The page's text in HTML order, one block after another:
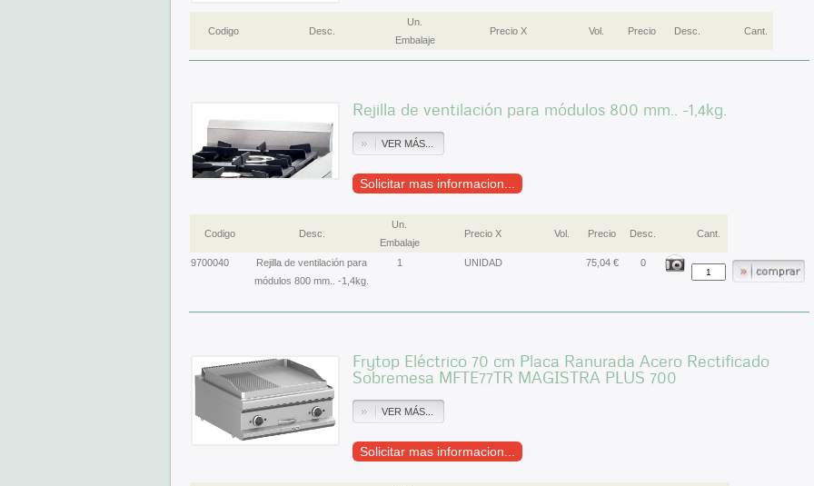
Codigo Desc.
Un.
Embalaje
Precio X Vol. Precio Desc. Cant.
Rejilla de ventilación para módulos 800 mm.. -1,4kg.
VER MÁS...
Solicitar mas informacion...
Codigo Desc.
Un.
Embalaje
Precio X Vol. Precio Desc. Cant.
9700040
Rejilla de ventilación para
módulos 800 mm.. -1,4kg.
1 UNIDAD 75,04 € 0
Frytop Eléctrico 70 cm Placa Ranurada Acero Rectificado
Sobremesa MFTE77TR MAGISTRA PLUS 700
VER MÁS...
Solicitar mas informacion...